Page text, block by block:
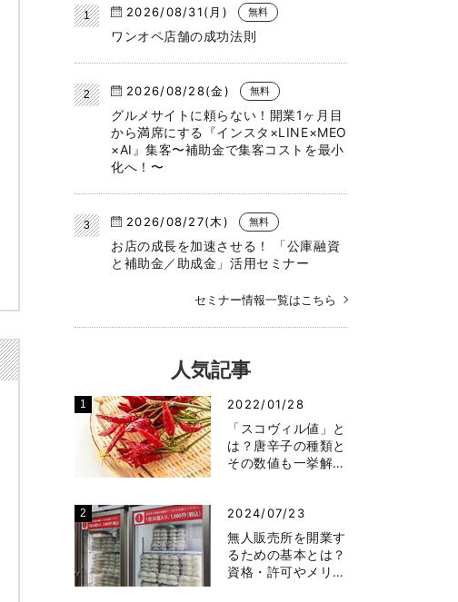
2026/08/31(月) 無料
ワンオペ店舗の成功法則
2026/08/28(金) 無料
グルメサイトに頼らない！開業1ヶ月目
から満席にする『インスタ×LINE×MEO
×AI』集客〜補助金で集客コストを最小
化へ！〜
2026/08/27(木) 無料
お店の成長を加速させる！ 「公庫融資
と補助金／助成金」活用セミナー
セミナー情報一覧はこちら
人気記事
2022/01/28
「スコヴィル値」と
は？唐辛子の種類と
その数値も一挙解…
2024/07/23
無人販売所を開業す
るための基本とは？
資格・許可やメリ…